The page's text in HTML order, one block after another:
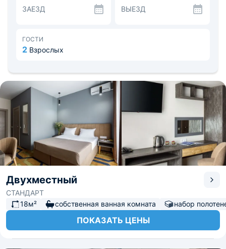
стола», в индивидуальном порядке предоставляется
чайный набор.
проживающих. Расстояние до железнодорожного
вокзала Анапы — 5,8 км, до аэропорта Анапы — 6,7 км.
ЗАЕЗД ВЫЕЗД
ГОСТИ
2 Взрослых
Двухместный
СТАНДАРТ
18м²
собственная ванная комната набор
ПОКАЗАТЬ ЦЕНЫ